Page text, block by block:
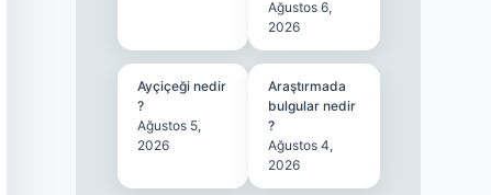
Ağustos 6,
2026
Ayçiçeği nedir
?
Ağustos 5,
2026
Araştırmada
bulgular nedir
?
Ağustos 4,
2026